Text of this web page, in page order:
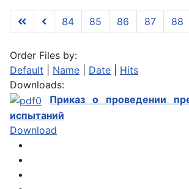
84 85 86 87 88
Order Files by:
Default
Name Date
Hits
Downloads:
Приказ о проведении
испытаний
Download